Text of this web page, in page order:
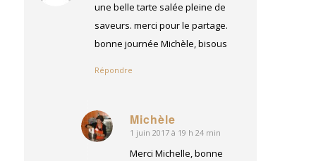
une belle tarte salée pleine de
saveurs. merci pour le partage.
bonne journée Michèle, bisous
Répondre
Michèle
dit
1 juin 2017 à 19 h 24 min
Merci Michelle, bonne